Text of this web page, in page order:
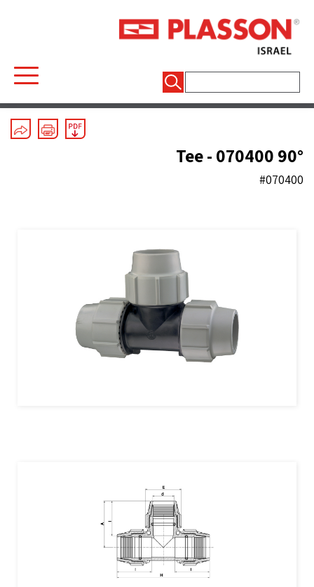
Mechanical Fittings/Line 7 Grey/Tees
90° Tee - 070400
#070400